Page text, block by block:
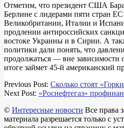
Отметим, что президент США
Берлине с лидерами пяти стран
Великобритании, Италии и
продлении антироссийских
востоке Украины и в Сирии. А
политики дали понять, что
продолжаться — вне зависимости
итоге займет 45-й американский
2018-
04-
Previous Post: Сколько стоят
Next Post: «Роснефтегаз»
© Интересные новости Все права
материала разрешается только с